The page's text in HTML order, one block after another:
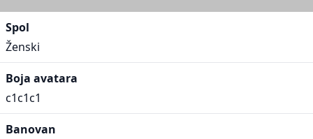
Spol
Ženski
Boja avatara
c1c1c1
Banovan